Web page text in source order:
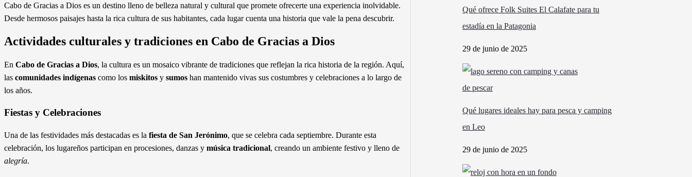
Cabo de Gracias a Dios es un destino lleno de belleza natural y cultural que promete ofrecerte una experiencia inolvidable.
Desde hermosos paisajes hasta la rica cultura de sus habitantes, cada lugar cuenta una historia que vale la pena descubrir.
Actividades culturales y tradiciones en Cabo de Gracias a Dios
En Cabo de Gracias a Dios, la cultura es un mosaico vibrante de tradiciones que reflejan la rica historia de la región. Aquí,
las comunidades indígenas como los miskitos y sumos han mantenido vivas sus costumbres y celebraciones a lo largo de
los años.
Fiestas y Celebraciones
Una de las festividades más destacadas es la fiesta de San Jerónimo, que se celebra cada septiembre. Durante esta
celebración, los lugareños participan en procesiones, danzas y música tradicional, creando un ambiente festivo y lleno de
alegría.
Qué ofrece Folk Suites El Calafate para tu
estadía en la Patagonia
29 de junio de 2025
Qué lugares ideales hay para pesca y camping
en Leo
29 de junio de 2025